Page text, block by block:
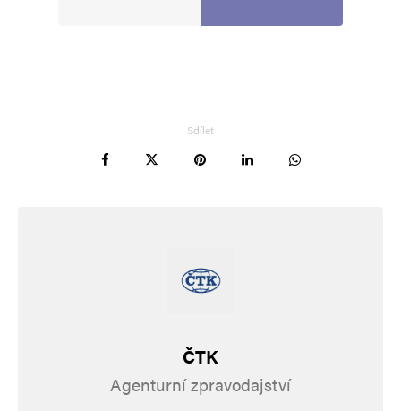
Sdílet
ČTK
Agenturní zpravodajství